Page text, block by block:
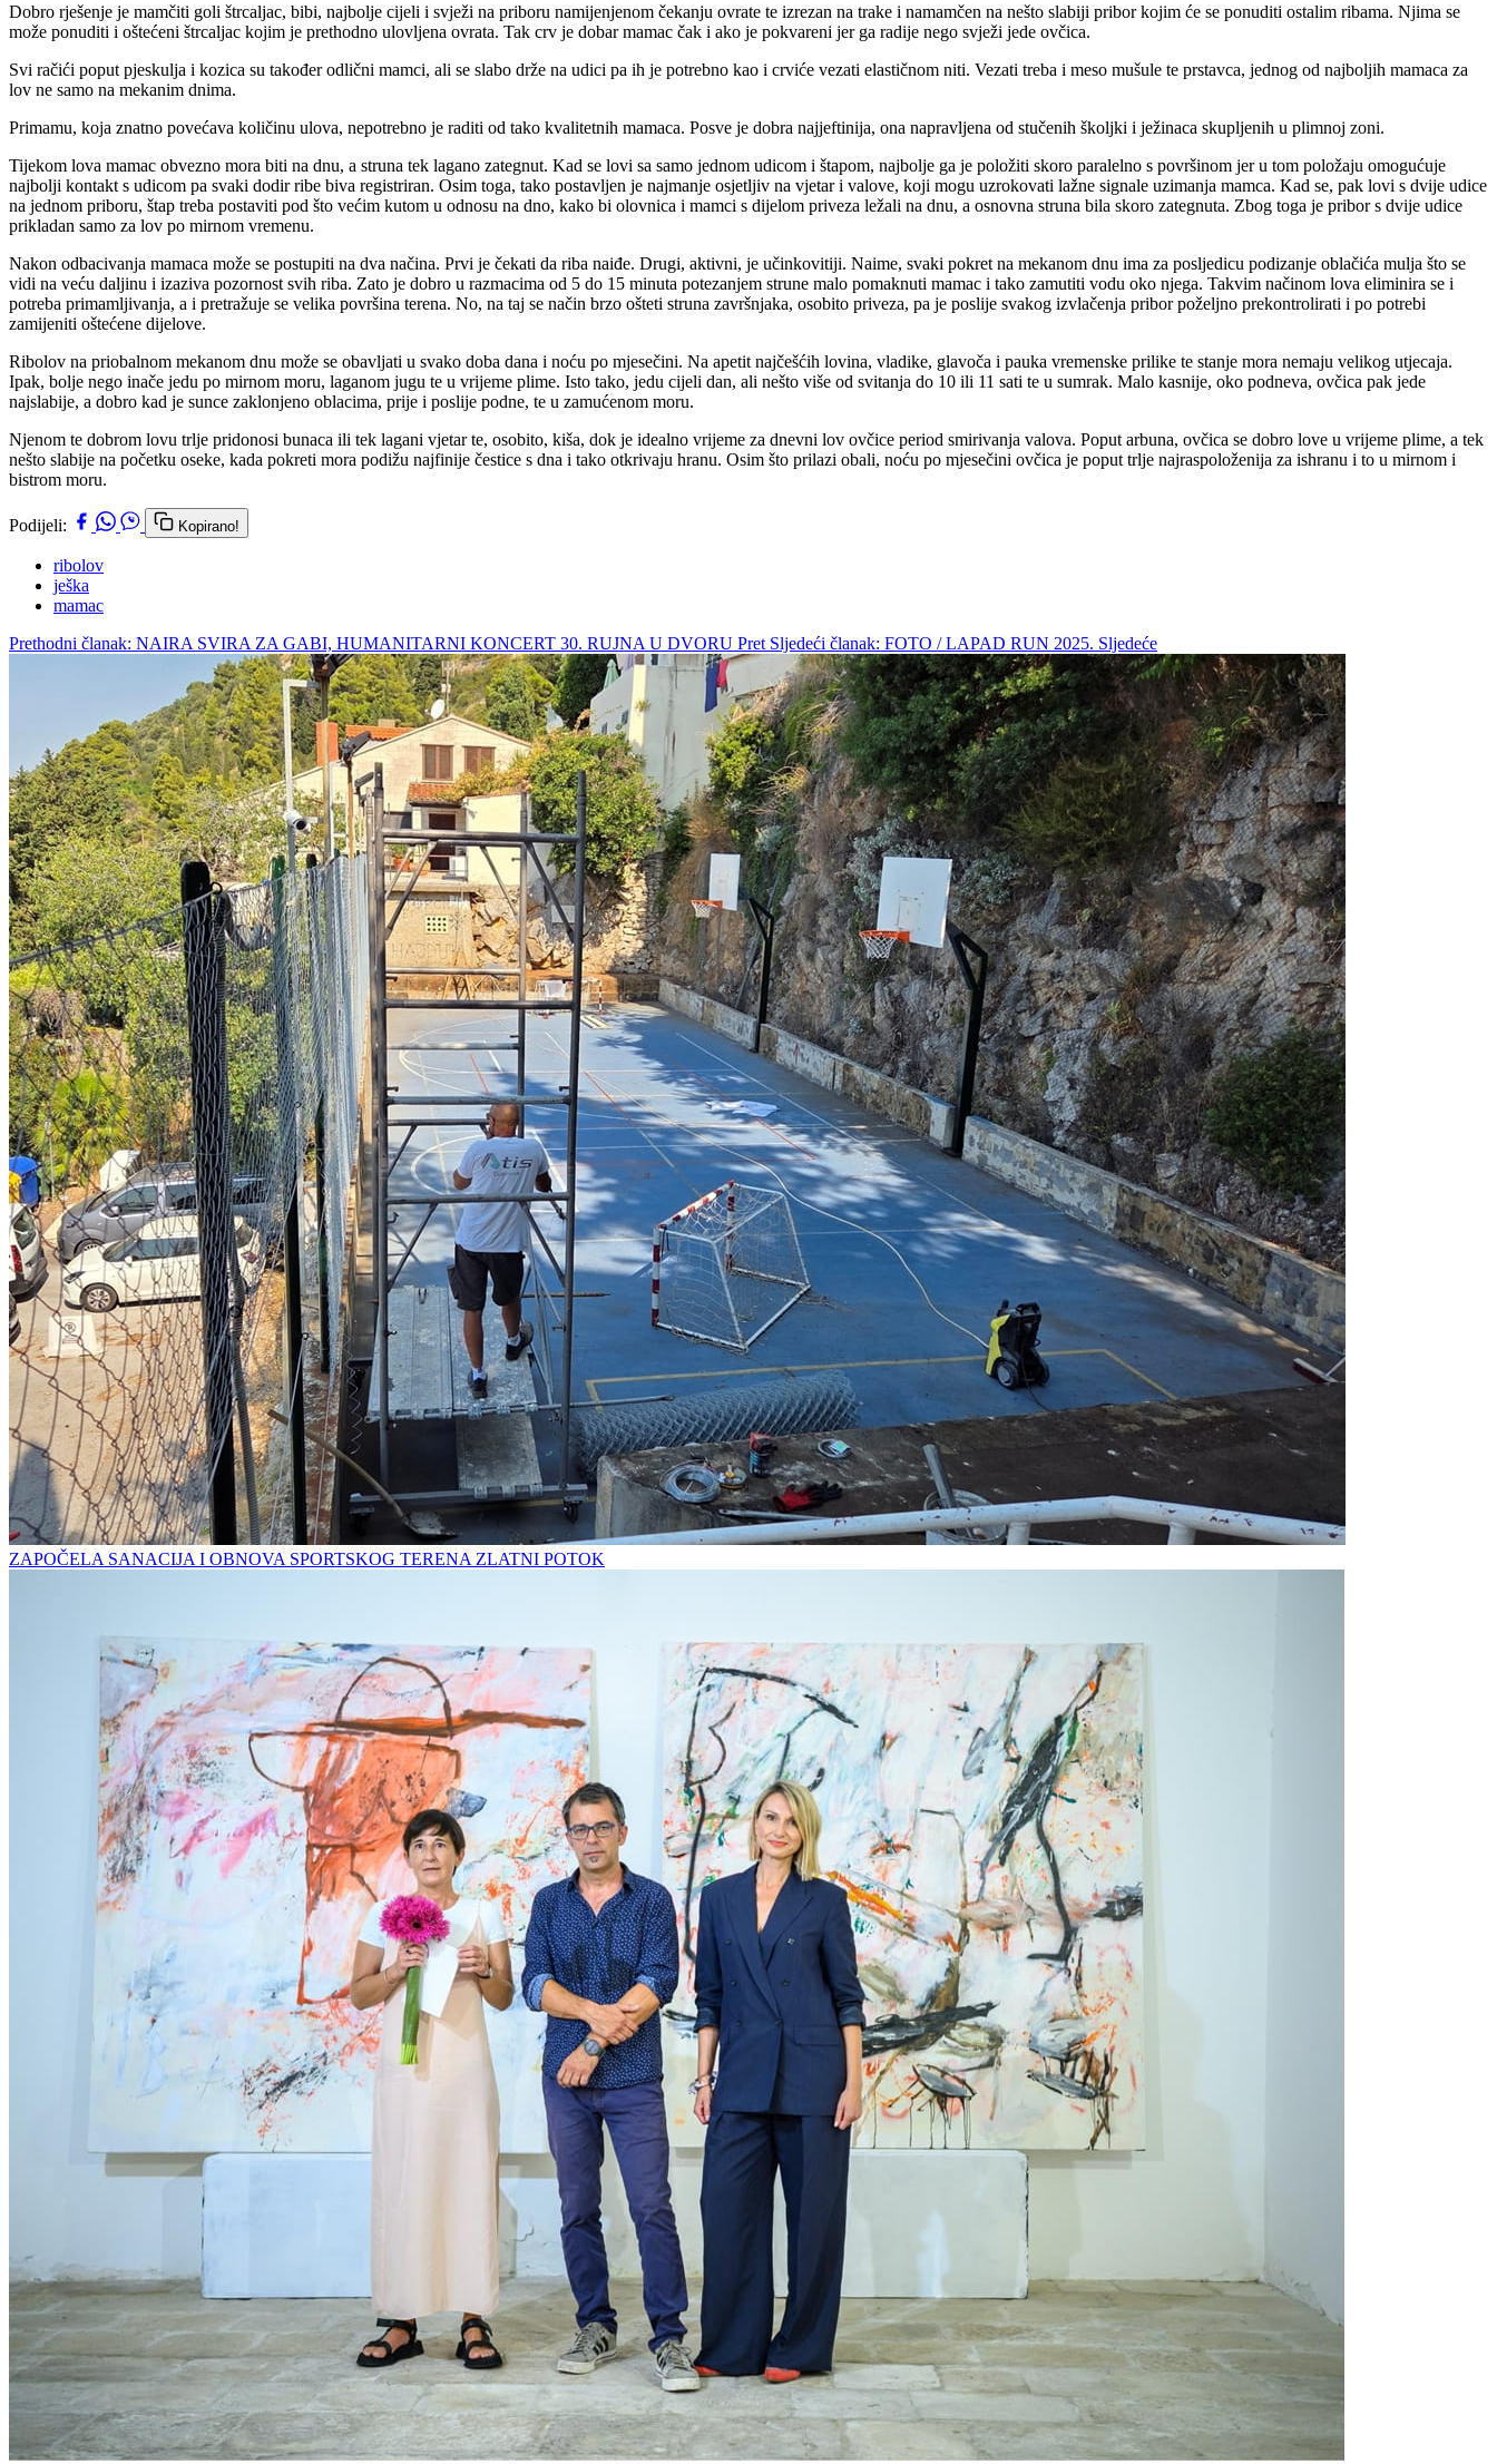
Dobro rješenje je mamčiti goli štrcaljac, bibi, najbolje cijeli i svježi na priboru namijenjenom čekanju ovrate te izrezan na trake i namamčen na nešto slabiji pribor kojim će se ponuditi ostalim ribama. Njima se
može ponuditi i oštećeni štrcaljac kojim je prethodno ulovljena ovrata. Tak crv je dobar mamac čak i ako je pokvareni jer ga radije nego svježi jede ovčica.
Svi račići poput pjeskulja i kozica su također odlični mamci, ali se slabo drže na udici pa ih je potrebno kao i crviće vezati elastičnom niti. Vezati treba i meso mušule te prstavca, jednog od najboljih mamaca za
lov ne samo na mekanim dnima.
Primamu, koja znatno povećava količinu ulova, nepotrebno je raditi od tako kvalitetnih mamaca. Posve je dobra najjeftinija, ona napravljena od stučenih školjki i ježinaca skupljenih u plimnoj zoni.
Tijekom lova mamac obvezno mora biti na dnu, a struna tek lagano zategnut. Kad se lovi sa samo jednom udicom i štapom, najbolje ga je položiti skoro paralelno s površinom jer u tom položaju omogućuje
najbolji kontakt s udicom pa svaki dodir ribe biva registriran. Osim toga, tako postavljen je najmanje osjetljiv na vjetar i valove, koji mogu uzrokovati lažne signale uzimanja mamca. Kad se, pak lovi s dvije udice
na jednom priboru, štap treba postaviti pod što većim kutom u odnosu na dno, kako bi olovnica i mamci s dijelom priveza ležali na dnu, a osnovna struna bila skoro zategnuta. Zbog toga je pribor s dvije udice
prikladan samo za lov po mirnom vremenu.
Nakon odbacivanja mamaca može se postupiti na dva načina. Prvi je čekati da riba naiđe. Drugi, aktivni, je učinkovitiji. Naime, svaki pokret na mekanom dnu ima za posljedicu podizanje oblačića mulja što se
vidi na veću daljinu i izaziva pozornost svih riba. Zato je dobro u razmacima od 5 do 15 minuta potezanjem strune malo pomaknuti mamac i tako zamutiti vodu oko njega. Takvim načinom lova eliminira se i
potreba primamljivanja, a i pretražuje se velika površina terena. No, na taj se način brzo ošteti struna završnjaka, osobito priveza, pa je poslije svakog izvlačenja pribor poželjno prekontrolirati i po potrebi
zamijeniti oštećene dijelove.
Ribolov na priobalnom mekanom dnu može se obavljati u svako doba dana i noću po mjesečini. Na apetit najčešćih lovina, vladike, glavoča i pauka vremenske prilike te stanje mora nemaju velikog utjecaja.
Ipak, bolje nego inače jedu po mirnom moru, laganom jugu te u vrijeme plime. Isto tako, jedu cijeli dan, ali nešto više od svitanja do 10 ili 11 sati te u sumrak. Malo kasnije, oko podneva, ovčica pak jede
najslabije, a dobro kad je sunce zaklonjeno oblacima, prije i poslije podne, te u zamućenom moru.
Njenom te dobrom lovu trlje pridonosi bunaca ili tek lagani vjetar te, osobito, kiša, dok je idealno vrijeme za dnevni lov ovčice period smirivanja valova. Poput arbuna, ovčica se dobro love u vrijeme plime, a tek
nešto slabije na početku oseke, kada pokreti mora podižu najfinije čestice s dna i tako otkrivaju hranu. Osim što prilazi obali, noću po mjesečini ovčica je poput trlje najraspoloženija za ishranu i to u mirnom i
bistrom moru.
Podijeli: Kopirano!
ribolov
ješka
mamac
Prethodni članak: NAIRA SVIRA ZA GABI, HUMANITARNI KONCERT 30. RUJNA U DVORU Pret Sljedeći članak: FOTO / LAPAD RUN 2025. Sljedeće
ZAPOČELA SANACIJA I OBNOVA SPORTSKOG TERENA ZLATNI POTOK